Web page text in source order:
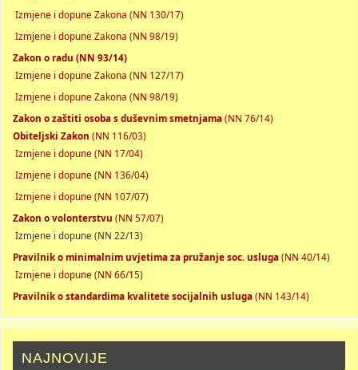
Izmjene i dopune Zakona (NN 130/17)
Izmjene i dopune Zakona (NN 98/19)
Zakon o radu (NN 93/14)
Izmjene i dopune Zakona (NN 127/17)
Izmjene i dopune Zakona (NN 98/19)
Zakon o zaštiti osoba s duševnim smetnjama(NN 76/14)
Obiteljski Zakon (NN 116/03)
Izmjene i dopune (NN 17/04)
Izmjene i dopune (NN 136/04)
Izmjene i dopune (NN 107/07)
Zakon o volonterstvu (NN 57/07)
Izmjene i dopune (NN 22/13)
Pravilnik o minimalnim uvjetima za pružanje soc. usluga(NN 40/14)
Izmjene i dopune (NN 66/15)
Pravilnik o standardima kvalitete socijalnih usluga(NN 143/14)
NAJNOVIJE